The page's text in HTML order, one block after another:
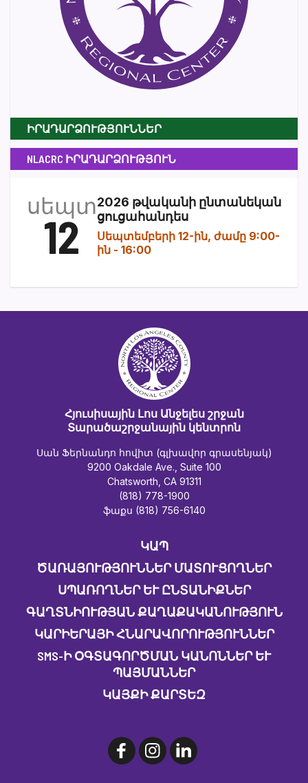
ԻՐԱԴԱՐՁՈՒԹՅՈՒՆՆԵՐ
NLACRC ԻՐԱԴԱՐՁՈՒԹՅՈՒՆ
սեպտ
12
2026 թվականի ընտանեկան
ցուցահանդես
Սեպտեմբերի 12-ին, ժամը 9:00-
ին - 16:00
Հյուսիսային Լոս Անջելես շրջան
Տարածաշրջանային կենտրոն
Սան Ֆերնանդո հովիտ (գլխավոր գրասենյակ)
9200 Oakdale Ave., Suite 100
Chatsworth, CA 91311
(818) 778-1900
ֆաքս (818) 756-6140
ԿԱՊ
ԾԱՌԱՅՈՒԹՅՈՒՆՆԵՐ ՄԱՏՈՒՑՈՂՆԵՐ
ՍՊԱՌՈՂՆԵՐ ԵՒ ԸՆՏԱՆԻՔՆԵՐ
ԳԱՂՏՆԻՈՒԹՅԱՆ ՔԱՂԱՔԱԿԱՆՈՒԹՅՈՒՆ
ԿԱՐԻԵՐԱՅԻ ՀՆԱՐԱՎՈՐՈՒԹՅՈՒՆՆԵՐ
SMS-Ի ՕԳՏԱԳՈՐԾՄԱՆ ԿԱՆՈՆՆԵՐ ԵՒ Պ
ԱՅՄԱՆՆԵՐ
ԿԱՅՔԻ ՔԱՐՏԵԶ